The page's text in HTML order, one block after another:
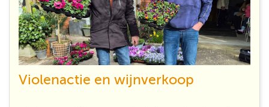
Violenactie en wijnverkoop